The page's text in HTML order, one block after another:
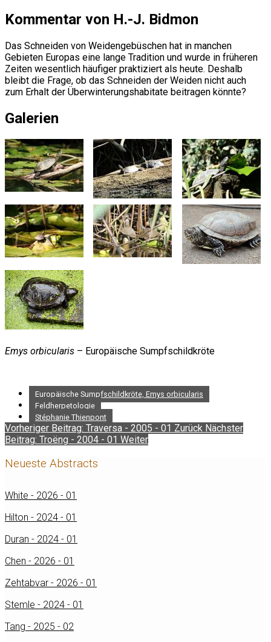
Kommentar von H.-J. Bidmon
Das Schneiden von Weidengebüschen hat in manchen
Gebieten Europas eine lange Tradition und wurde in früheren
Zeiten wesentlich häufiger praktiziert als heute. Deshalb
bleibt die Frage, ob das Schneiden der Weiden nicht auch
zum Erhalt der Überwinterungshabitate beitragen könnte?
Galerien
Emys orbicularis – Europäische Sumpfschildkröte
Europäische Sumpfschildkröte, Emys orbicularis
Feldherpetologie
Stéphanie Thienpont
Vorheriger Beitrag: Traversa - 2005 - 01 Zurück Nächster
Beitrag: Troëng - 2004 - 01 Weiter
Neueste Abstracts
White - 2026 - 01
Hilton - 2024 - 01
Duran - 2024 - 01
Chen - 2026 - 01
Zehtabvar - 2026 - 01
Stemle - 2024 - 01
Tang - 2025 - 02